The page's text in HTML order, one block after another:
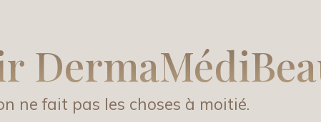
ne fait pas les choses à moitié.